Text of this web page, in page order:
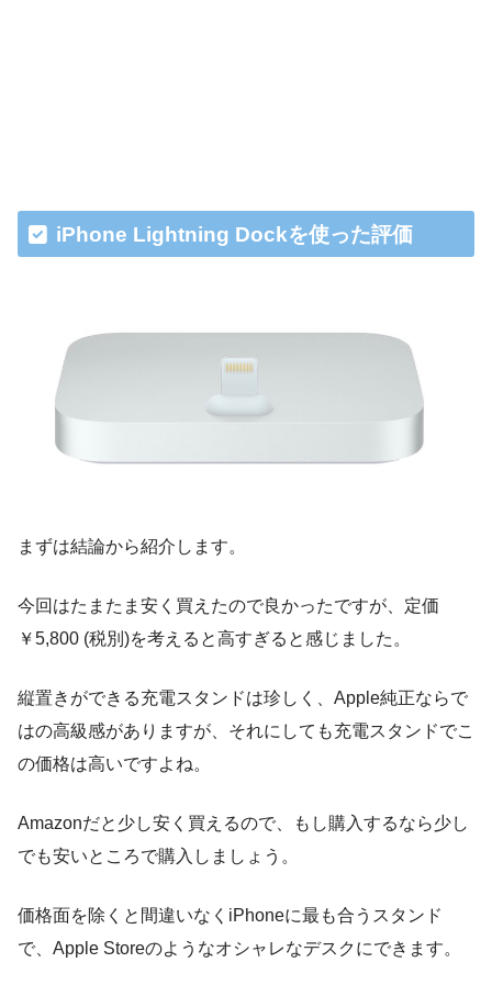
iPhone Lightning Dockを使った評価
まずは結論から紹介します。
今回はたまたま安く買えたので良かったですが、定価
￥5,800 (税別)を考えると高すぎると感じました。
縦置きができる充電スタンドは珍しく、Apple純正ならで
はの高級感がありますが、それにしても充電スタンドでこ
の価格は高いですよね。
Amazonだと少し安く買えるので、もし購入するなら少し
でも安いところで購入しましょう。
価格面を除くと間違いなくiPhoneに最も合うスタンド
で、Apple Storeのようなオシャレなデスクにできます。